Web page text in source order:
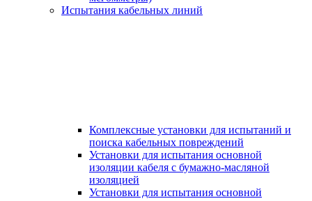
Испытания кабельных линий
Комплексные установки для испытаний и
поиска кабельных повреждений
Установки для испытания основной
изоляции кабеля с бумажно-масляной
изоляцией
Установки для испытания основной